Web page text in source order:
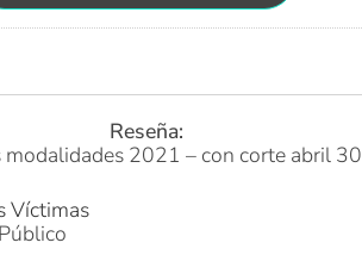
Reseña:
2021 – con corte abril 30
Víctimas